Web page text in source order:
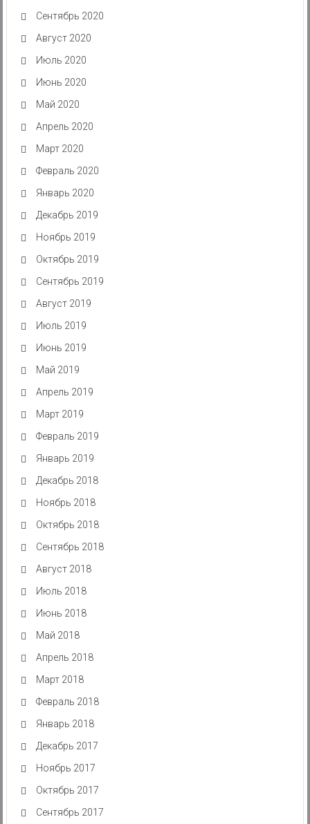
Сентябрь 2020
Август 2020
Июль 2020
Июнь 2020
Май 2020
Апрель 2020
Март 2020
Февраль 2020
Январь 2020
Декабрь 2019
Ноябрь 2019
Октябрь 2019
Сентябрь 2019
Август 2019
Июль 2019
Июнь 2019
Май 2019
Апрель 2019
Март 2019
Февраль 2019
Январь 2019
Декабрь 2018
Ноябрь 2018
Октябрь 2018
Сентябрь 2018
Август 2018
Июль 2018
Июнь 2018
Май 2018
Апрель 2018
Март 2018
Февраль 2018
Январь 2018
Декабрь 2017
Ноябрь 2017
Октябрь 2017
Сентябрь 2017